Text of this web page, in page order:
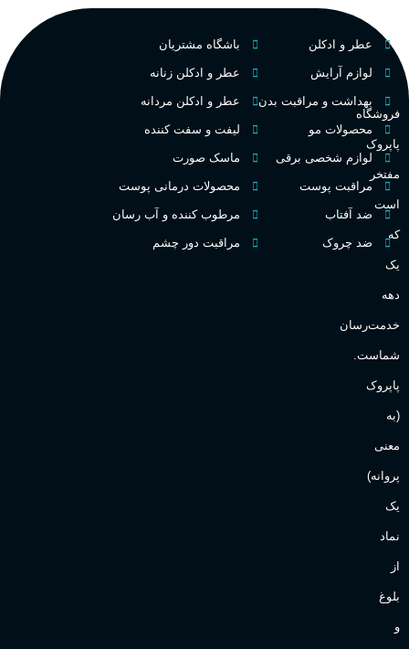
کشور مبدا برند
طبع تلخ
غلظت
اکسترکت دو پرفیوم
گروه بویایی میوه ای
مناسب برای
آقایان
میوه‌ها و مرکبات، وانیل،
فروشگاه
پاپروک
مفتخر
است
که
یک
دهه
خدمت‌رسان
شماست.
پاپروک
(به
معنی
پروانه)
یک
نماد
از
بلوغ
و
عطر و ادکلن
لوازم آرایش
بهداشت و مراقبت بدن
محصولات مو
لوازم شخصی برقی
مراقبت پوست
ضد آفتاب
ضد چروک
باشگاه مشتریان
عطر و ادکلن زنانه
عطر و ادکلن مردانه
لیفت و سفت کننده
ماسک صورت
محصولات درمانی پوست
مرطوب کننده و آب رسان
مراقبت دور چشم